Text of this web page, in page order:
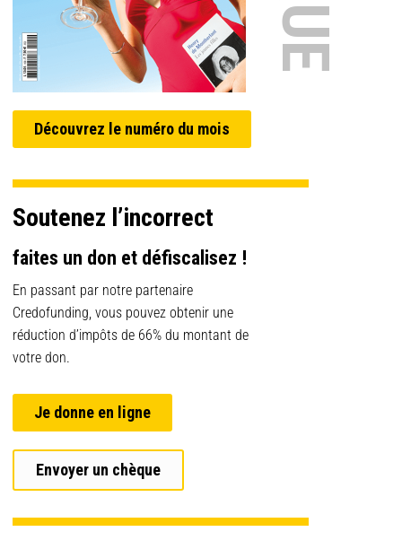
Découvrez le numéro du mois
Soutenez l’incorrect
faites un don et défiscalisez !
En passant par notre partenaire
Credofunding, vous pouvez obtenir une
réduction d’impôts de 66% du montant de
votre don.
Je donne en ligne
Envoyer un chèque